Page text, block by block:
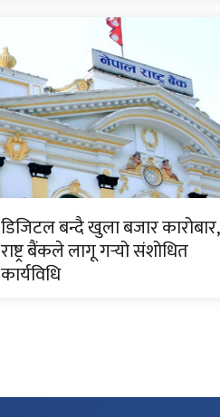
डिजिटल बन्दै खुला बजार कारोबार,
राष्ट्र बैंकले लागू गर्‍यो संशोधित
कार्यविधि